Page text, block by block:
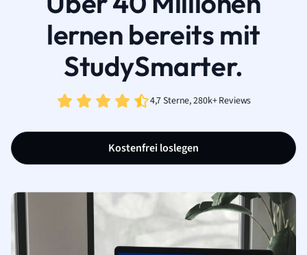
lernen bereits mit
StudySmarter.
4,7 Sterne, 280k+ Reviews
Kostenfrei loslegen